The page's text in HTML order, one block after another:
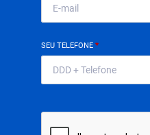
SEU TELEFONE *